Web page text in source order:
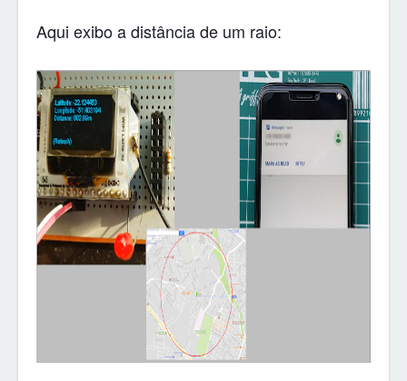
Aqui exibo a distância de um raio: